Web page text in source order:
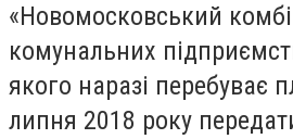
«Новомосковський
комунальних
якого наразі перебуває
липня 2018 року